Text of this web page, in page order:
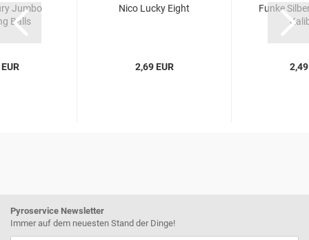
Jumbo
Balls
Nico Lucky Eight
2,69 EUR
Funke
2,49
Pyroservice Newsletter
Immer auf dem neuesten Stand der Dinge!